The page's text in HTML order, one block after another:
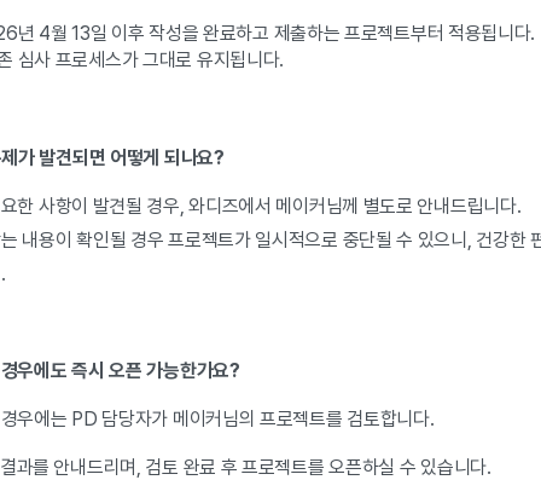
년 4월 13일 이후 작성을 완료하고 제출하는 프로젝트부터 적용됩니다.
심사 프로세스가 그대로 유지됩니다.
가 발견되면 어떻게 되나요?
한 사항이 발견될 경우, 와디즈에서 메이커님께 별도로 안내드립니다.
내용이 확인될 경우 프로젝트가 일시적으로 중단될 수 있으니, 건강한
우에도 즉시 오픈 가능한가요?
우에는 PD 담당자가 메이커님의 프로젝트를 검토합니다.
과를 안내드리며, 검토 완료 후 프로젝트를 오픈하실 수 있습니다.